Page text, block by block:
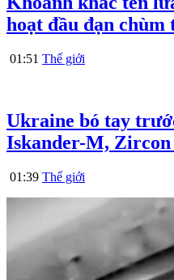
hoạt đầu đạn
01:51 Thế giới
Ukraine bó tay
Iskander-M, Zircon
01:39 Thế giới